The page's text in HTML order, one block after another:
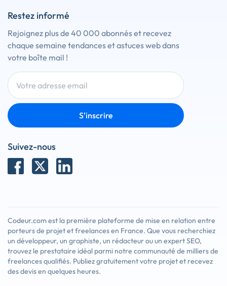
Restez informé
Rejoignez plus de 40 000 abonnés et recevez
chaque semaine tendances et astuces web dans
votre boîte mail !
S'inscrire
Suivez-nous
Codeur.com est la première plateforme de mise en relation entre
porteurs de projet et freelances en France. Que vous recherchiez
un développeur, un graphiste, un rédacteur ou un expert SEO,
trouvez le prestataire idéal parmi notre communauté de milliers de
freelances qualifiés. Publiez gratuitement votre projet et recevez
des devis en quelques heures.